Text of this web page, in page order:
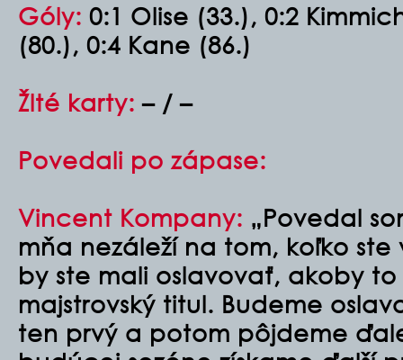
Góly: 0:1 Olise (33.), 0:2
(80.), 0:4 Kane (86.)
Žlté karty:– / –
Povedali po zápase:
Vincent Kompany: „Povedal
mňa nezáleží na tom, koľko ste
by ste mali oslavovať, akoby
majstrovský titul. Budeme
ten prvý a potom pôjdeme